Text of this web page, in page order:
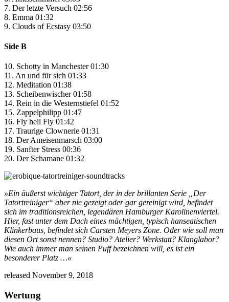
7. Der letzte Versuch 02:56
8. Emma 01:32
9. Clouds of Ecstasy 03:50
Side B
10. Schotty in Manchester 01:30
11. An und für sich 01:33
12. Meditation 01:38
13. Scheibenwischer 01:58
14. Rein in die Westernstiefel 01:52
15. Zappelphilipp 01:47
16. Fly heli Fly 01:42
17. Traurige Clownerie 01:31
18. Der Ameisenmarsch 03:00
19. Sanfter Stress 00:36
20. Der Schamane 01:32
»Ein äußerst wichtiger Tatort, der in der brillanten Serie „Der
Tatortreiniger“ aber nie gezeigt oder gar gereinigt wird, befindet
sich im traditionsreichen, legendären Hamburger Karolinenviertel.
Hier, fast unter dem Dach eines mächtigen, typisch hanseatischen
Klinkerbaus, befindet sich Carsten Meyers Zone. Oder wie soll man
diesen Ort sonst nennen? Studio? Atelier? Werkstatt? Klanglabor?
Wie auch immer man seinen Puff bezeichnen will, es ist ein
besonderer Platz …«
released November 9, 2018
Wertung